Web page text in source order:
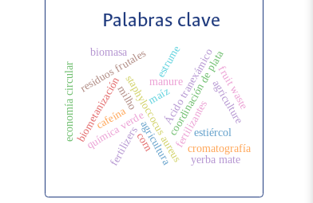
Palabras clave
coordinación de plata
Ácido tranexámico
staphyloccocus aureusfertilizantesestiércol
residuos frutales
agricultura
maíz
fertilizers
manure fruit waste
agriculture
corn
estrume
milho
biometanización
economía circular química verde
biomasa
cromatografía
yerba mate
cafeína